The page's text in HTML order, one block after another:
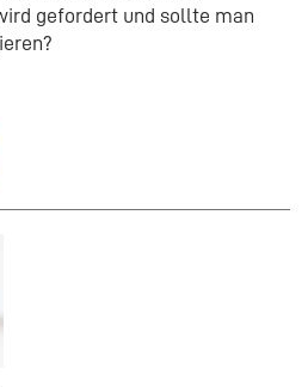
gefordert und sollte man